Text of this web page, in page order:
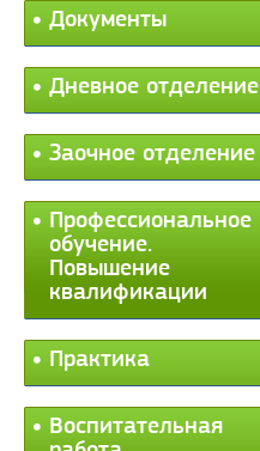
Документы
Дневное отделение
Заочное отделение
Профессиональное
обучение.
Повышение
квалификации
Практика
Воспитательная